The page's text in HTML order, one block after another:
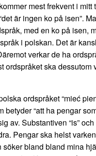
mest frekvent i mitt
är ingen ko på isen”.
med en ko på isen,
i polskan. Det är
verkar de ha
ordspråket ska dessutom
ordspråket “mieć
betyder “att ha pengar
av. Substantiven “is” och
Pengar ska helst
bland bland mina